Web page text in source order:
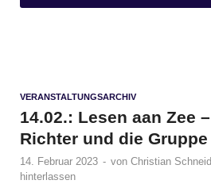
VERANSTALTUNGSARCHIV
14.02.: Lesen aan Zee
Richter und die Gruppe
14. Februar 2023 - von Christian
hinterlassen